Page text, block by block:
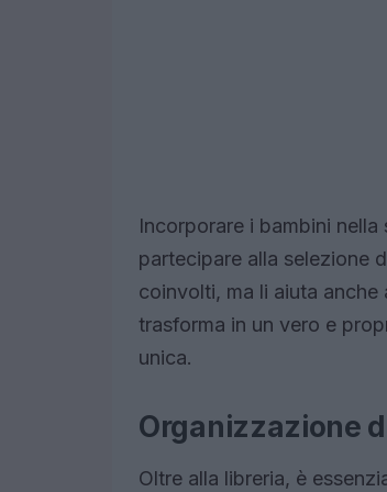
Incorporare i bambini
partecipare alla selezione
coinvolti, ma li aiuta
trasforma in un vero e
unica.
Organizzazione
Oltre alla libreria, è